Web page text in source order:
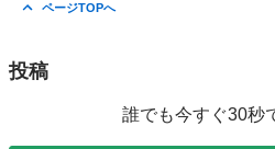
ページTOPへ
投稿
誰でも今すぐ30秒